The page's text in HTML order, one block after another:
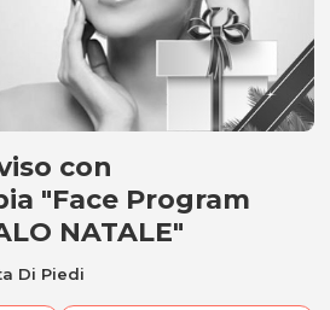
con
con
"Face Program
NATALE"
Di Piedi